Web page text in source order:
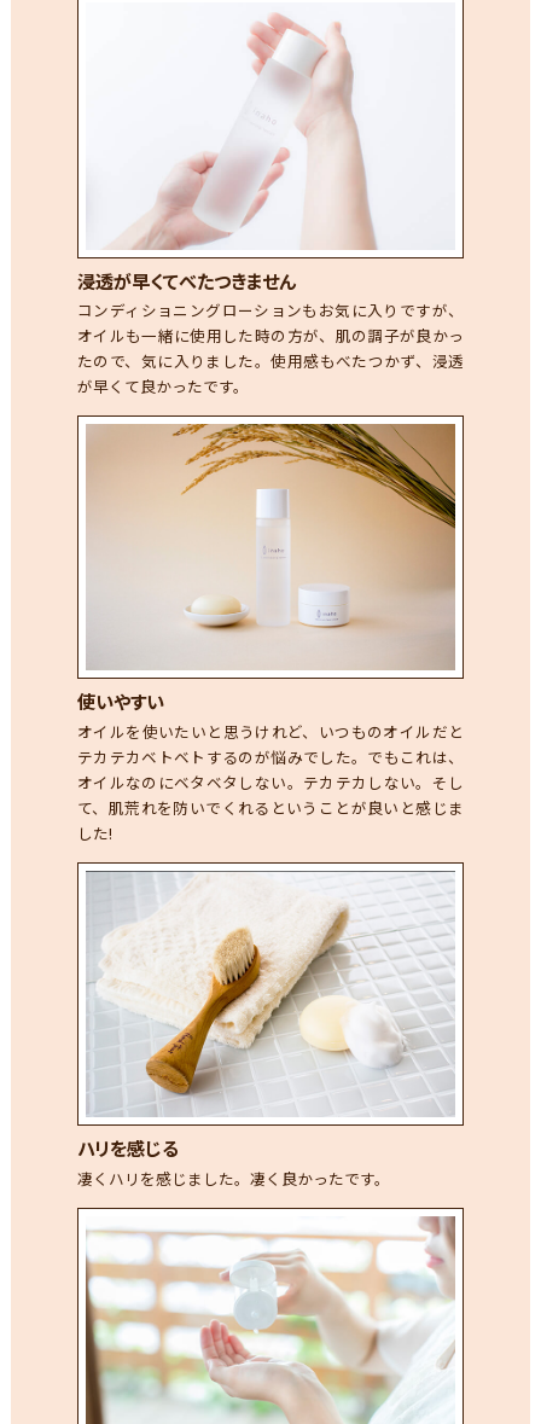
浸透が早くてべたつきません
コンディショニングローションもお気に入りですが、
オイルも一緒に使用した時の方が、肌の調子が良かっ
たので、気に入りました。使用感もべたつかず、浸透
が早くて良かったです。
使いやすい
オイルを使いたいと思うけれど、いつものオイルだと
テカテカベトベトするのが悩みでした。でもこれは、
オイルなのにベタベタしない。テカテカしない。そし
て、肌荒れを防いでくれるということが良いと感じま
した!
ハリを感じる
凄くハリを感じました。凄く良かったです。